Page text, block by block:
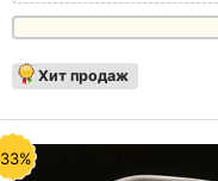
Хит продаж